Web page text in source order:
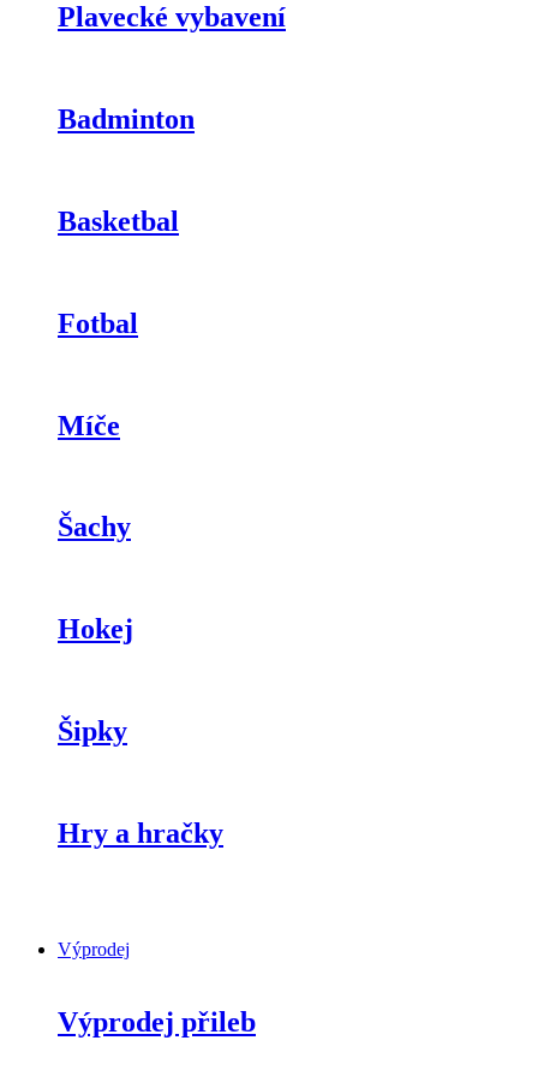
Plavecké vybavení
Badminton
Basketbal
Fotbal
Míče
Šachy
Hokej
Šipky
Hry a hračky
Výprodej
Výprodej přileb